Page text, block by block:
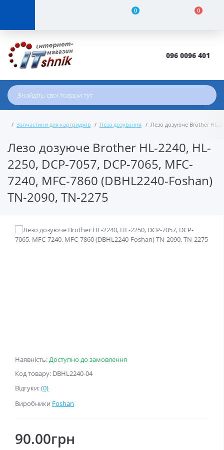
0 0
096 0096 401
Запчастини для картриджів Леза дозування Лезо дозуюче Brother HL-
Лезо дозуюче Brother HL-2240, HL-
2250, DCP-7057, DCP-7065, MFC-
7240, MFC-7860 (DBHL2240-Foshan)
TN-2090, TN-2275
Наявність:Доступно до замовлення
Код товару: DBHL2240-04
Відгуки:(0)
Виробники Foshan
90.00грн